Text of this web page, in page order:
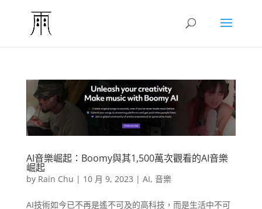
AI音樂崛起：Boomy與其1,500萬次觀看的AI音樂
崛起
by Rain Chu | 10 月 9, 2023 | AI, 音樂
AI技術如今已不再是遙不可及的高科技，而是生活中不可